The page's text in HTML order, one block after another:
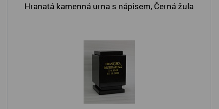
Hranatá kamenná urna s nápisem, Černá žula